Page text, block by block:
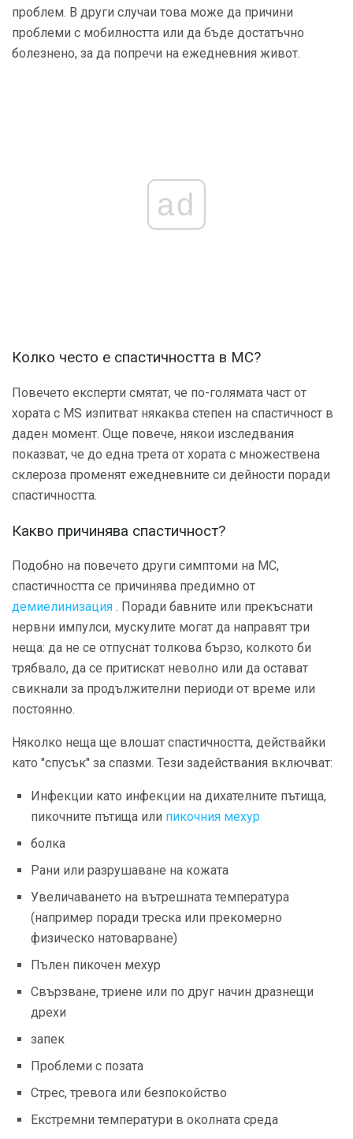
проблем. В други случаи това може да причини
проблеми с мобилността или да бъде достатъчно
болезнено, за да попречи на ежедневния живот.
ad
Колко често е спастичността в МС?
Повечето експерти смятат, че по-голямата част от
хората с MS изпитват някаква степен на спастичност в
даден момент. Още повече, някои изследвания
показват, че до една трета от хората с множествена
склероза променят ежедневните си дейности поради
спастичността.
Какво причинява спастичност?
Подобно на повечето други симптоми на МС,
спастичността се причинява предимно от
демиелинизация . Поради бавните или прекъснати
нервни импулси, мускулите могат да направят три
неща: да не се отпуснат толкова бързо, колкото би
трябвало, да се притискат неволно или да остават
свикнали за продължителни периоди от време или
постоянно.
Няколко неща ще влошат спастичността, действайки
като "спусък" за спазми. Тези задействания включват:
Инфекции като инфекции на дихателните пътища,
пикочните пътища или пикочния мехур
болка
Рани или разрушаване на кожата
Увеличаването на вътрешната температура
(например поради треска или прекомерно
физическо натоварване)
Пълен пикочен мехур
Свързване, триене или по друг начин дразнещи
дрехи
запек
Проблеми с позата
Стрес, тревога или безпокойство
Екстремни температури в околната среда